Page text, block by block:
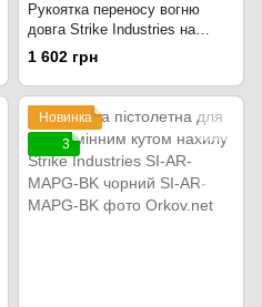
Рукоятка переносу вогню
довга Strike Industries на
Picatinny SI-AR-CMAG-RAIL-L-
FDE Flat Dark Earth
1 602 грн
Новинка
3